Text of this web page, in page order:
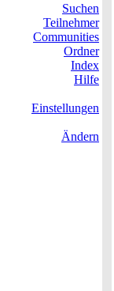
Suchen
Teilnehmer
Communities
Ordner
Index
Hilfe
Einstellungen
Ändern